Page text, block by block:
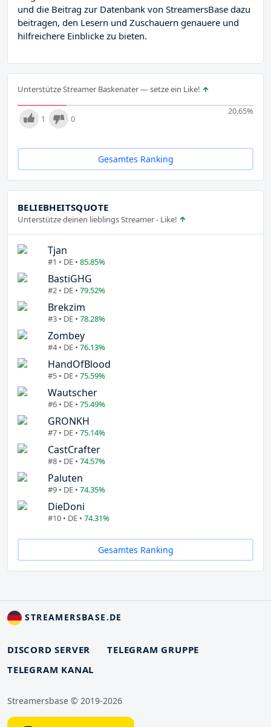
und die Beitrag zur Datenbank von StreamersBase dazu
beitragen, den Lesern und Zuschauern genauere und
hilfreichere Einblicke zu bieten.
Unterstütze Streamer Baskenater — setze ein Like!
20.65%
1 0
Gesamtes Ranking
BELIEBHEITSQUOTE
Unterstütze deinen lieblings Streamer - Like!
Tjan
#1 • DE • 85.85%
BastiGHG
#2 • DE • 79.52%
Brekzim
#3 • DE • 78.28%
Zombey
#4 • DE • 76.13%
HandOfBlood
#5 • DE • 75.59%
Wautscher
#6 • DE • 75.49%
GRONKH
#7 • DE • 75.14%
CastCrafter
#8 • DE • 74.57%
Paluten
#9 • DE • 74.35%
DieDoni
#10 • DE • 74.31%
Gesamtes Ranking
STREAMERSBASE.DE
DISCORD SERVER
TELEGRAM GRUPPE
TELEGRAM KANAL
Streamersbase © 2019-2026